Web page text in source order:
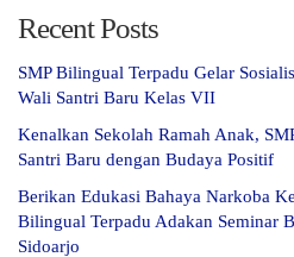
Recent Posts
SMP Bilingual Terpadu Gelar
Wali Santri Baru Kelas VII
Kenalkan Sekolah Ramah Anak,
Santri Baru dengan Budaya Positif
Berikan Edukasi Bahaya Narkoba
Bilingual Terpadu Adakan Seminar
Sidoarjo